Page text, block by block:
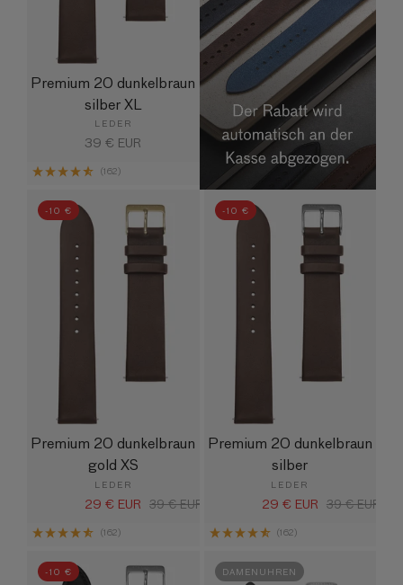
Premium 20 dunkelbraun
silber XL
LEDER
Normaler
39 € EUR
(162)
Premium 20 dunkelbraun
gold XS
LEDER
Verkaufspreis
29 € EUR
Normaler
39 € EUR
-10 €
(162)
Premium 20 dunkelbraun
silber
LEDER
Verkaufspreis
29 € EUR
Normaler
39 € EUR
-10 €
(162)
-10 €
DAMENUHREN